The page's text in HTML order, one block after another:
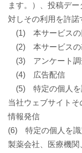
ます。）、投稿デ
対しその利用を許諾
(1) 本サービスの
(2) 本サービスの
(3) アンケート調
(4) 広告配信
(5) 特定の個人を
当社ウェブサイト
情報発信
(6) 特定の個人を識
製薬会社、医療機